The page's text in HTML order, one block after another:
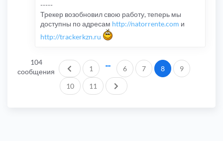
-----
Трекер возобновил свою работу, теперь мы
доступны по адресам http://natorrente.com и
http://trackerkzn.ru
104
сообщения
Пред.1 6 7 8 9
10 11 След.